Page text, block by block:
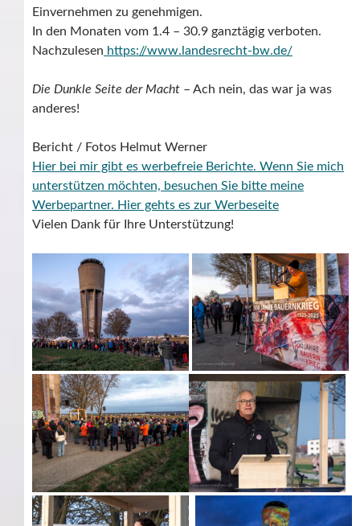
Einvernehmen zu genehmigen.
In den Monaten vom 1.4 – 30.9 ganztägig verboten.
Nachzulesen https://www.landesrecht-bw.de/
Die Dunkle Seite der Macht – Ach nein, das war ja was
anderes!
Bericht / Fotos Helmut Werner
Hier bei mir gibt es werbefreie Berichte. Wenn Sie mich
unterstützen möchten, besuchen Sie bitte meine
Werbepartner. Hier gehts es zur Werbeseite
Vielen Dank für Ihre Unterstützung!